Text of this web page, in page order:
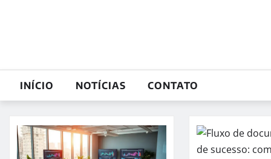
INÍCIO NOTÍCIAS CONTATO